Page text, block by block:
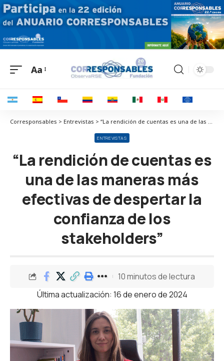
Aa
Corresponsables > Entrevistas > “La rendición de cuentas es una de las maneras más efectivas de despertar la confianza de los stakeholders”
ENTREVISTAS
“La rendición de cuentas es
una de las maneras más
efectivas de despertar la
confianza de los
stakeholders”
Última actualización: 16 de enero de 2024
10 minutos de lectura